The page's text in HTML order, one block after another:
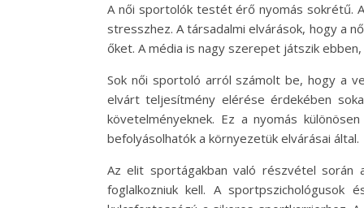
A női sportolók testét érő nyomás sokrétű.
stresszhez. A társadalmi elvárások, hogy a
őket. A média is nagy szerepet játszik
Sok női sportoló arról számolt be, hogy a
elvárt teljesítmény elérése érdekében
követelményeknek. Ez a nyomás
befolyásolhatók a környezetük elvárásai által.
Az elit sportágakban való részvétel során
foglalkozniuk kell. A